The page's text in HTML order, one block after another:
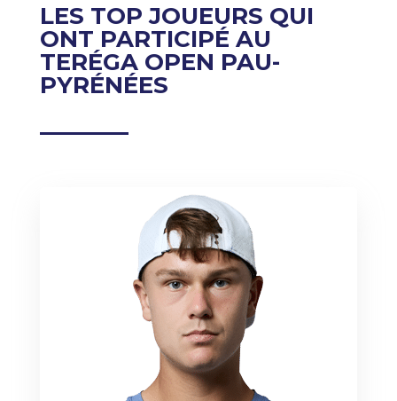
LES TOP JOUEURS QUI
ONT PARTICIPÉ AU
TERÉGA OPEN PAU-
PYRÉNÉES